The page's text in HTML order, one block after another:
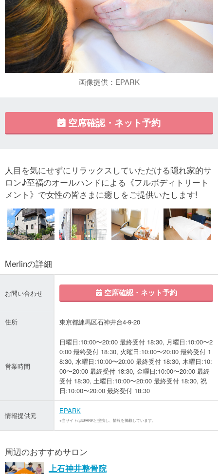
画像提供：EPARK
空席確認・ネット予約
人目を気にせずにリラックスしていただける隠れ家的サ
ロン♪至福のオールハンドによる《フルボディトリート
メント》で女性の皆さまに癒しをご提供いたします!
Merlinの詳細
お問い合わせ 空席確認・ネット予約
住所 東京都練馬区石神井台4-9-20
営業時間
日曜日:10:00〜20:00 最終受付 18:30, 月曜日:10:00〜2
0:00 最終受付 18:30, 火曜日:10:00〜20:00 最終受付 1
8:30, 水曜日:10:00〜20:00 最終受付 18:30, 木曜日:10:
00〜20:00 最終受付 18:30, 金曜日:10:00〜20:00 最終
受付 18:30, 土曜日:10:00〜20:00 最終受付 18:30, 祝
日:10:00〜20:00 最終受付 18:30
情報提供元
EPARK
※当サイトはEPARKと提携し、情報を掲載しています。
周辺のおすすめサロン
上石神井整骨院